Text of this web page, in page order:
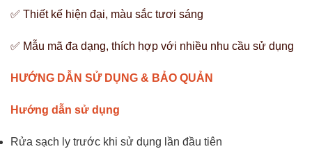
✅ Thiết kế hiện đại, màu sắc tươi sáng
✅ Mẫu mã đa dạng, thích hợp với nhiều nhu cầu sử dụng
HƯỚNG DẪN SỬ DỤNG & BẢO QUẢN
Hướng dẫn sử dụng
Rửa sạch ly trước khi sử dụng lần đầu tiên